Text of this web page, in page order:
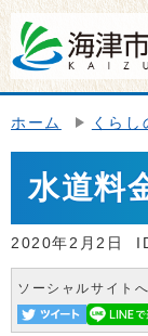
ホーム くらし
水道料
2020年2月2日
ソーシャルサイト